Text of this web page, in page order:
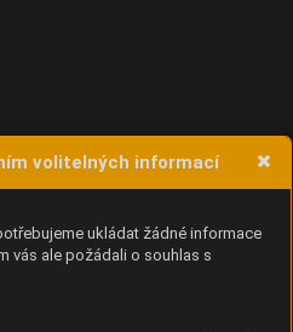
volitelných informací
ukládat žádné informace
vás ale požádali o souhlas s